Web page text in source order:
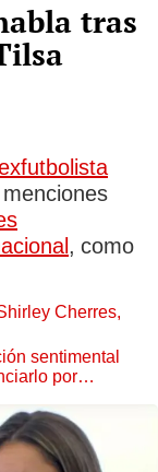
tras
, como
Cherres,
sentimental
por